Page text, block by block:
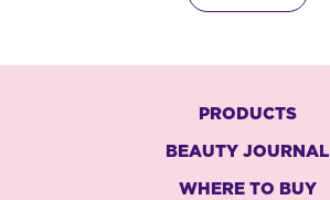
PRODUCTS
BEAUTY JOURNAL
WHERE TO BUY